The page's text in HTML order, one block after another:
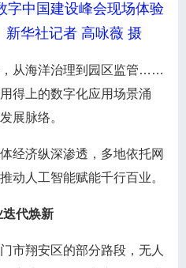
字中国建设峰会现场体验
新华社记者 高咏薇 摄
从海洋治理到园区监管……
得上的数字化应用场景涌
展脉络。
济纵深渗透，多地依托网
动人工智能赋能千行百业。
迭代焕新
翔安区的部分路段，无人